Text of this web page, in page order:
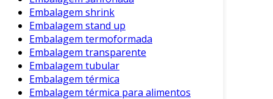
biodegradáveis é uma escolha que repercute
positivamente no meio ambiente e contribui
para a imagem responsável das marcas. Como
resultado, os consumidores se sentem mais
conectados a marcas que demonstram
responsabilidade ambiental.
Embalagem shrink
Embalagem stand up
Embalagem termoformada
Embalagem transparente
Embalagem tubular
Embalagem térmica
Embalagem térmica para alimentos